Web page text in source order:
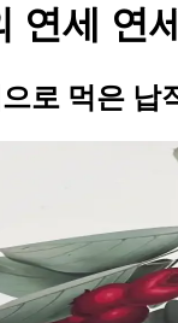
연세 연
로 먹은 납